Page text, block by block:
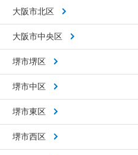
大阪市北区
大阪市中央区
堺市堺区
堺市中区
堺市東区
堺市西区